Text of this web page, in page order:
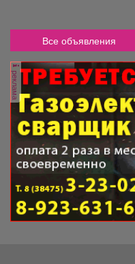
Все объявления
реклама